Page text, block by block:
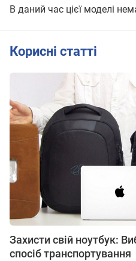
В даний час цієї моделі
Корисні статті
Захисти свій ноутбук:
спосіб транспортування